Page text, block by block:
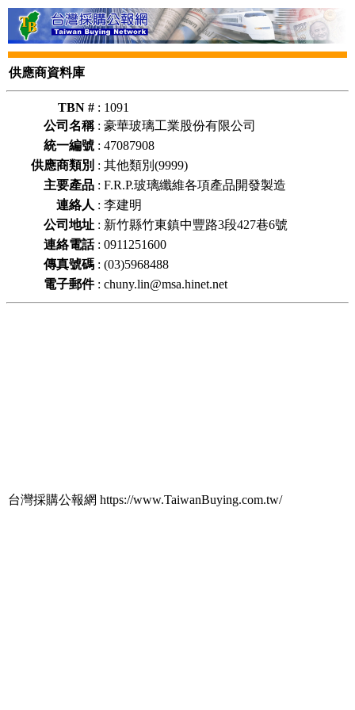
供應商資料庫
TBN # : 1091
公司名稱: 豪華玻璃工業股份有限公司
統一編號 : 47087908
供應商類別 : 其他類別(9999)
主要產品 : F.R.P.玻璃纖維各項產品開發製造
連絡人 : 李建明
公司地址 : 新竹縣竹東鎮中豐路3段427巷6號
連絡電話: 0911251600
傳真號碼 : (03)5968488
電子郵件: chuny.lin@msa.hinet.net
台灣採購公報網 https://www.TaiwanBuying.com.tw/